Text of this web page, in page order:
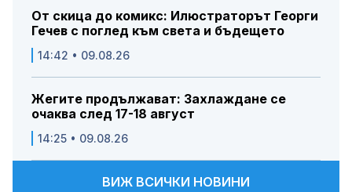
От скица до комикс: Илюстраторът Георги
Гечев с поглед към света и бъдещето
14:42 • 09.08.26
Жегите продължават: Захлаждане се
очаква след 17-18 август
14:25 • 09.08.26
ВИЖ ВСИЧКИ НОВИНИ